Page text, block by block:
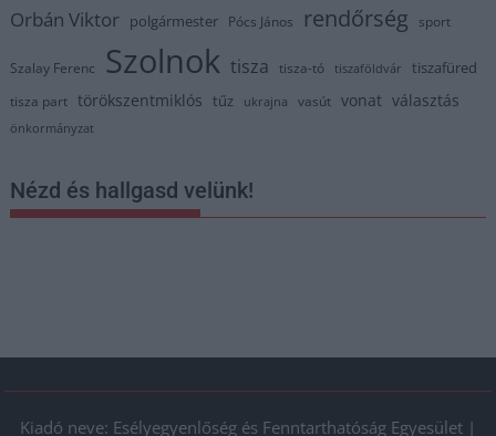
Orbán Viktor polgármester Pócs János rendőrség sport
Szalay Ferenc Szolnok tisza tisza-tó tiszaföldvár tiszafüred
tisza part törökszentmiklós tűz ukrajna vasút vonat választás
önkormányzat
Nézd és hallgasd velünk!
Kiadó neve: Esélyegyenlőség és Fenntarthatóság Egyesület |